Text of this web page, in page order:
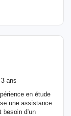
3 ans
en étude
une assistance
d’un